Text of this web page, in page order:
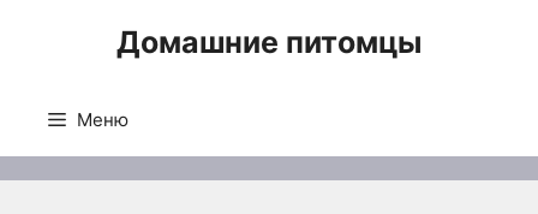
Домашние питомцы
Меню